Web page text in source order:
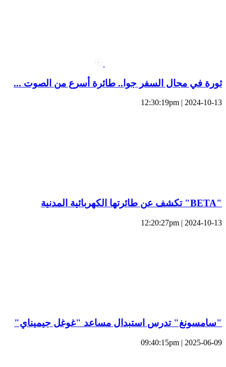
ثورة في مجال السفر جوا.. طائرة أسرع من الصوت ...
2024-10-13 | 12:30:19pm
"BETA" تكشف عن طائرتها الكهربائية المدنية
2024-10-13 | 12:20:27pm
"سامسونغ" تدرس استبدال مساعد "غوغل جيميناي"
2025-06-09 | 09:40:15pm